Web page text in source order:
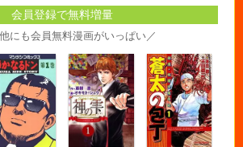
会員登録で無料増量
にも会員無料漫画がいっぱい／